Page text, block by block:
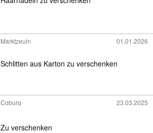
Marktzeuln 01.01.2026
Schlitten aus Karton zu verschenken
Coburg 23.03.2025
Zu verschenken